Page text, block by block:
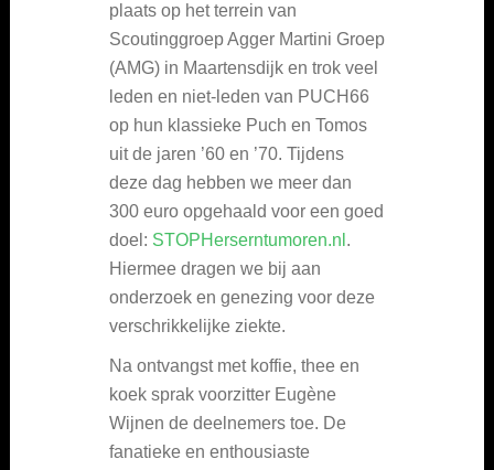
plaats op het terrein van
Scoutinggroep Agger Martini Groep
(AMG) in Maartensdijk en trok veel
leden en niet-leden van PUCH66
op hun klassieke Puch en Tomos
uit de jaren ’60 en ’70. Tijdens
deze dag hebben we meer dan
300 euro opgehaald voor een goed
doel: STOPHerserntumoren.nl .
Hiermee dragen we bij aan
onderzoek en genezing voor deze
verschrikkelijke ziekte.
Na ontvangst met koffie, thee en
koek sprak voorzitter Eugène
Wijnen de deelnemers toe. De
fanatieke en enthousiaste